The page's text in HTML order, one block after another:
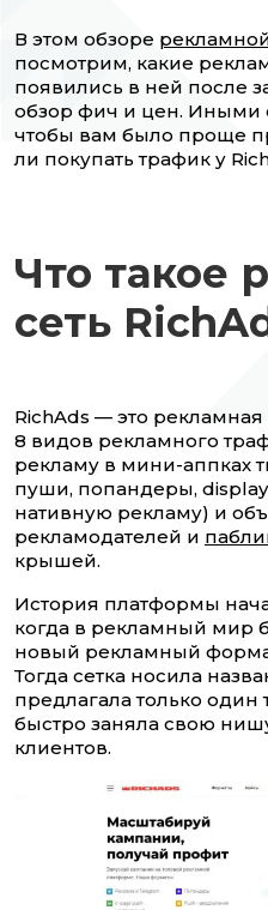
В этом обзоре
посмотрим, какие
появились в ней после
обзор фич и цен. Иными
чтобы вам было проще
ли покупать трафик у
Что такое
сеть
RichAds — это рекламная
8 видов рекламного
рекламу в мини-аппках
пуши, попандеры,
нативную рекламу) и
рекламодателей и
крышей.
История платформы
когда в рекламный мир
новый рекламный
Тогда сетка носила
предлагала только один
быстро заняла свою
клиентов.